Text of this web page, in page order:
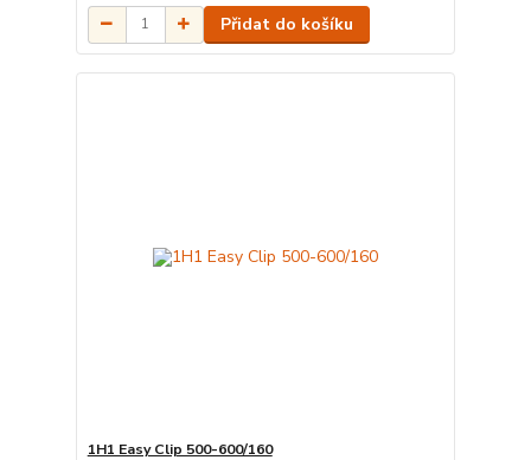
Přidat do košíku
1H1 Easy Clip 500-600/160